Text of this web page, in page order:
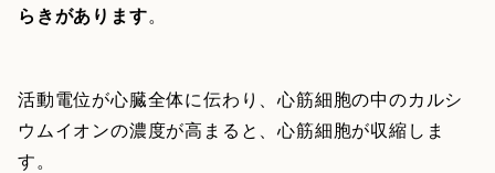
らきがあります。
活動電位が心臓全体に伝わり、心筋細胞の中のカルシ
ウムイオンの濃度が高まると、心筋細胞が収縮しま
す。